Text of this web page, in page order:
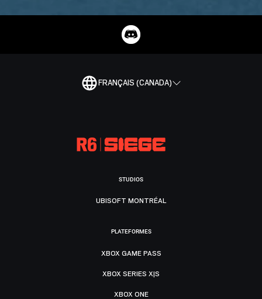
FRANÇAIS (CANADA)
STUDIOS
UBISOFT MONTRÉAL
PLATEFORMES
XBOX GAME PASS
XBOX SERIES X|S
XBOX ONE